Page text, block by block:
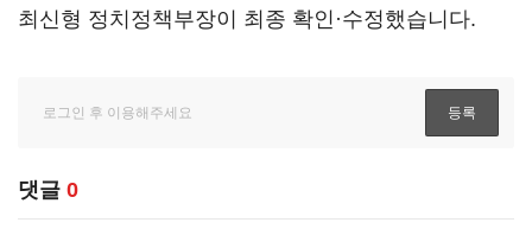
최신형 정치정책부장이 최종 확인·수정했습니다.
댓글 0